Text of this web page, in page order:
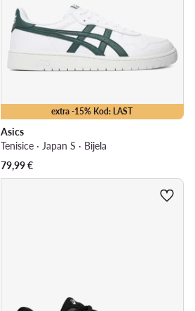
extra -15% Kod: LAST
Asics
Tenisice · Japan S · Bijela
79,99€